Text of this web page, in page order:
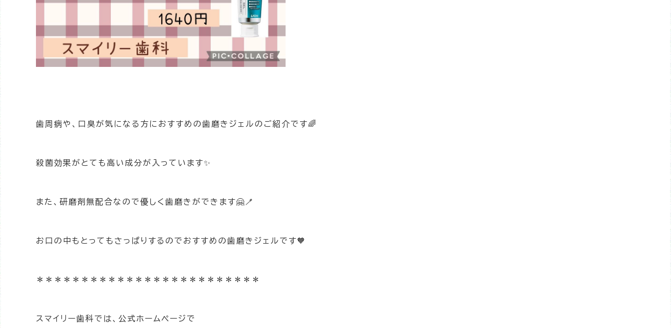
歯周病や、口臭が気になる方におすすめの歯磨きジェルのご紹介です🌈
殺菌効果がとても高い成分が入っています✨
また、研磨剤無配合なので優しく歯磨きができます🤗🪥
お口の中もとってもさっぱりするのでおすすめの歯磨きジェルです🧡
＊＊＊＊＊＊＊＊＊＊＊＊＊＊＊＊＊＊＊＊＊＊＊＊＊
スマイリー歯科では、公式ホームページで